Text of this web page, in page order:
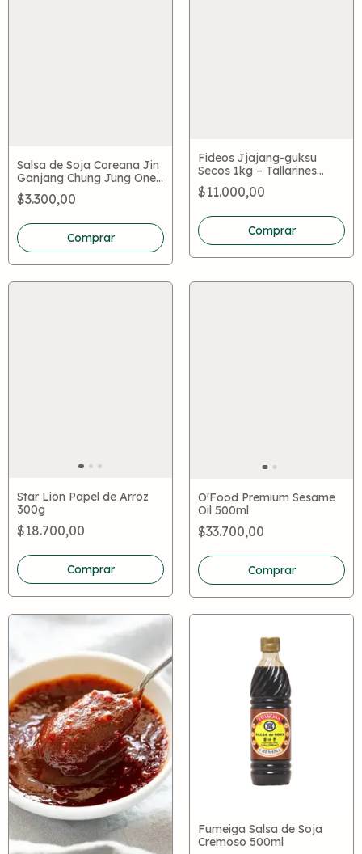
Salsa de Soja Coreana Jin
Ganjang Chung Jung One
200ml – Fermentada 100%
$3.300,00
Fideos Jjajang-guksu
Secos 1kg – Tallarines
Coreanos para
Jjajangmyeon Casero
$11.000,00
Star Lion Papel de Arroz
300g
$18.700,00
O'Food Premium Sesame
Oil 500ml
$33.700,00
Fumeiga Salsa de Soja
Cremoso 500ml